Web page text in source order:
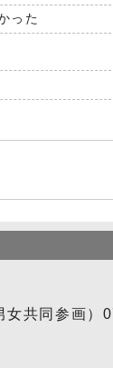
った
共同参画）